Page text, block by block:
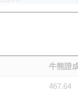
牛熊證
467.64